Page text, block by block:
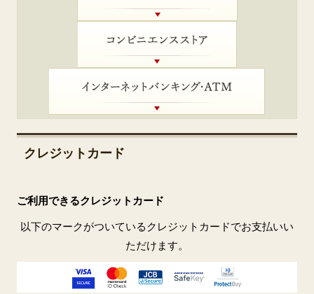
クレジットカード
ご利用できるクレジットカード
以下のマークがついているクレジットカードでお支払いい
ただけます。